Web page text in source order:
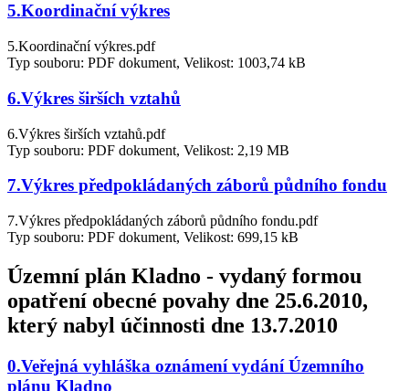
5.Koordinační výkres
5.Koordinační výkres.pdf
Typ souboru: PDF dokument, Velikost: 1003,74 kB
6.Výkres širších vztahů
6.Výkres širších vztahů.pdf
Typ souboru: PDF dokument, Velikost: 2,19 MB
7.Výkres předpokládaných záborů půdního fondu
7.Výkres předpokládaných záborů půdního fondu.pdf
Typ souboru: PDF dokument, Velikost: 699,15 kB
Územní plán Kladno - vydaný formou
opatření obecné povahy dne 25.6.2010,
který nabyl účinnosti dne 13.7.2010
0.Veřejná vyhláška oznámení vydání Územního
plánu Kladno